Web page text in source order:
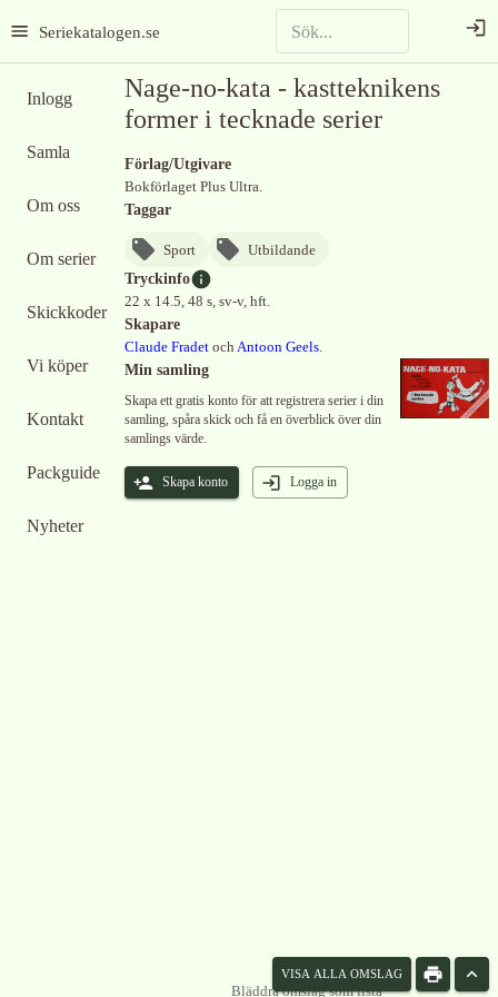
Seriekatalogen.se
Inlogg
Samla
Om oss
Om serier
Skickkoder
Vi köper
Kontakt
Packguide
Nyheter
Nage-no-kata - kastteknikens
former i tecknade serier
Förlag/Utgivare
Bokförlaget Plus Ultra.
Taggar
Sport
Utbildande
Tryckinfo
22 x 14.5, 48 s, sv-v, hft.
Skapare
Claude Fradet ochAntoon Geels.
Min samling
Skapa ett gratis konto för att registrera serier i din
samling, spåra skick och få en överblick över din
samlings värde.
Skapa konto Logga in
VISA ALLA OMSLAG
Bläddra omslag som lista